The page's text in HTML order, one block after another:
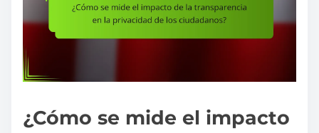
¿Cómo se mide el impacto